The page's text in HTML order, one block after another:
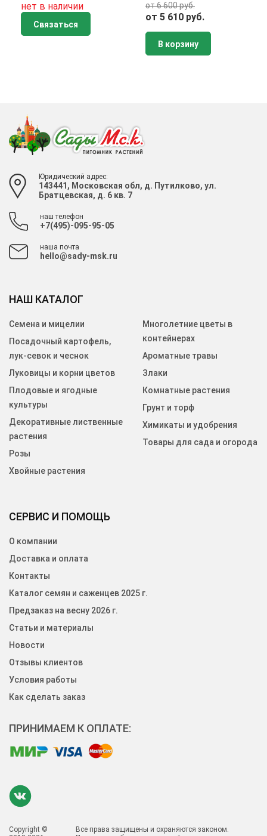
нет в наличии
Связаться
от 6 600 руб.
от 5 610 руб.
В корзину
Юридический адрес:
143441, Московская обл, д. Путилково, ул.
Братцевская, д. 6 кв. 7
наш телефон
+7(495)-095-95-05
наша почта
hello@sady-msk.ru
СЕРВИС И ПОМОЩЬ
О компании
Доставка и оплата
Контакты
Каталог семян и саженцев 2025 г.
Предзаказ на весну 2026 г.
Статьи и материалы
Новости
Отзывы клиентов
Условия работы
Как сделать заказ
НАШ КАТАЛОГ
Семена и мицелии
Посадочный картофель,
лук-севок и чеснок
Луковицы и корни цветов
Плодовые и ягодные
культуры
Декоративные лиственные
растения
Розы
Хвойные растения
Многолетние цветы в
контейнерах
Ароматные травы
Злаки
Комнатные растения
Грунт и торф
Химикаты и удобрения
Товары для сада и огорода
ПРИНИМАЕМ К ОПЛАТЕ:
Copyright ©
Все права защищены и охраняются законом.